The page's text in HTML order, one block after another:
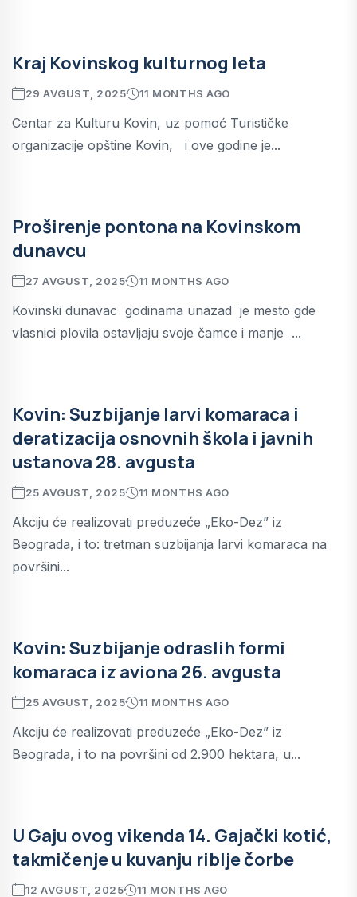
Kraj Kovinskog kulturnog leta
29 AVGUST, 2025 11 MONTHS AGO
Centar za Kulturu Kovin, uz pomoć Turističke
organizacije opštine Kovin, i ove godine je...
Proširenje pontona na Kovinskom
dunavcu
27 AVGUST, 2025 11 MONTHS AGO
Kovinski dunavac godinama unazad je mesto gde
vlasnici plovila ostavljaju svoje čamce i manje ...
Kovin: Suzbijanje larvi komaraca i
deratizacija osnovnih škola i javnih
ustanova 28. avgusta
25 AVGUST, 2025 11 MONTHS AGO
Akciju će realizovati preduzeće „Eko-Dez” iz
Beograda, i to: tretman suzbijanja larvi komaraca na
površini...
Kovin: Suzbijanje odraslih formi
komaraca iz aviona 26. avgusta
25 AVGUST, 2025 11 MONTHS AGO
Akciju će realizovati preduzeće „Eko-Dez” iz
Beograda, i to na površini od 2.900 hektara, u...
U Gaju ovog vikenda 14. Gajački kotić,
takmičenje u kuvanju riblje čorbe
12 AVGUST, 2025 11 MONTHS AGO